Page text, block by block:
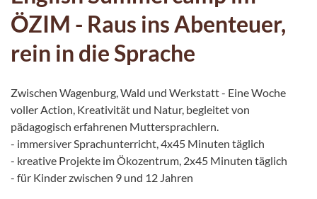
ÖZIM - Raus ins Abenteuer,
rein in die Sprache
Zwischen Wagenburg, Wald und Werkstatt - Eine Woche
voller Action, Kreativität und Natur, begleitet von
pädagogisch erfahrenen Muttersprachlern.
- immersiver Sprachunterricht, 4x45 Minuten täglich
- kreative Projekte im Ökozentrum, 2x45 Minuten täglich
- für Kinder zwischen 9 und 12 Jahren